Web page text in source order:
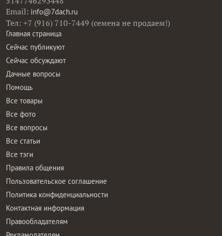
Email: info@7dach.ru
Тел: +7 (916) 710-7449 (семена не продаем!)
Главная страница
Сейчас публикуют
Сейчас обсуждают
Дачные вопросы
Помощь
Все товары
Все фото
Все вопросы
Все статьи
Все тэги
Правила общения
Пользовательское соглашение
Политика конфиденциальности
Контактная информация
Правообладателям